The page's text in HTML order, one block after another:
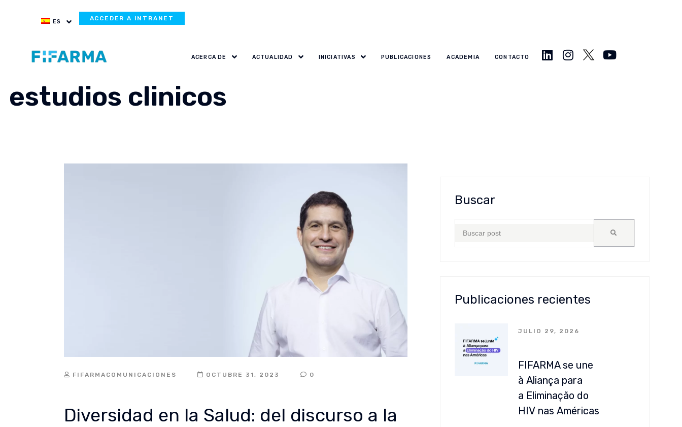
ES ACCEDER A INTRANET
ACERCA DE ACTUALIDAD INICIATIVAS PUBLICACIONES ACADEMIA CONTACTO
estudios clinicos
FIFARMACOMUNICACIONES OCTUBRE 31, 2023 0
Diversidad en la Salud: del discurso a la
Buscar
Publicaciones recientes
JULIO 29, 2026
FIFARMA se une
à Aliança para
a Eliminação do
HIV nas Américas